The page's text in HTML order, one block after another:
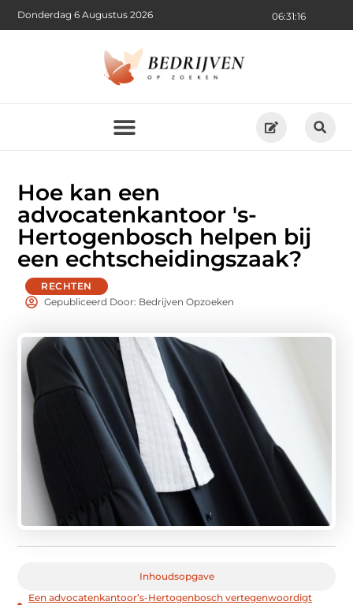
06:31:17
Donderdag 6 Augustus 2026
Hoe kan een
advocatenkantoor 's-
Hertogenbosch helpen bij
een echtscheidingszaak?
RECHTEN
Gepubliceerd Door: Bedrijven Opzoeken
Inhoudsopgave
Een advocatenkantoor’s-Hertogenbosch vertegenwoordigt